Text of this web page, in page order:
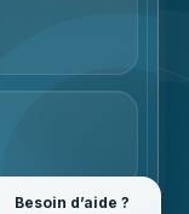
Besoin d’aide ?